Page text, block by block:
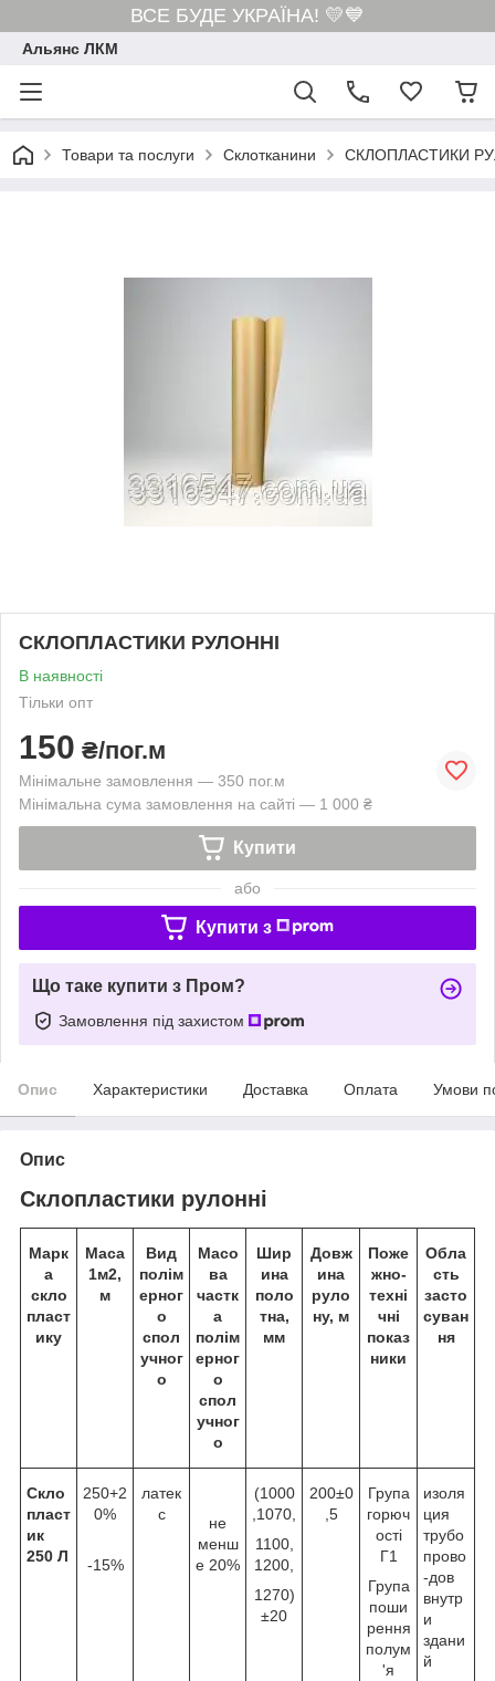
ВСЕ БУДЕ УКРАЇНА! 💛💙
Альянс ЛКМ
Товари та послуги Склотканини СКЛОПЛАСТИКИ
СКЛОПЛАСТИКИ РУЛОННІ
В наявності
Тільки опт
150 ₴/пог.м
Мінімальне замовлення — 350 пог.м
Мінімальна сума замовлення на сайті — 1 000 ₴
Купити
або
Купити з
Що таке купити з Пром?
Замовлення під захистом
Опис Характеристики Доставка Оплата Умови
Опис
Склопластики рулонні
Марк
а
скло
пласт
ику
Маса
1м2,
м
Вид
полім
ерног
о
спол
учног
о
Масо
ва
частк
а
полім
ерног
о
спол
учног
о
Шир
ина
поло
тна,
мм
Довж
ина
руло
ну, м
Поже
жно-
техні
чні
показ
ники
Обла
сть
засто
суван
ня
Скло
пласт
ик
250 Л
250+2
0%
-15%
латек
с
не
менш
е 20%
(1000
,1070,
1100,
1200,
1270)
±20
200±0
,5
Група
горюч
ості
Г1
Група
поши
рення
полум
'я
изоля
ция
трубо
прово
-дов
внутр
и
здани
й